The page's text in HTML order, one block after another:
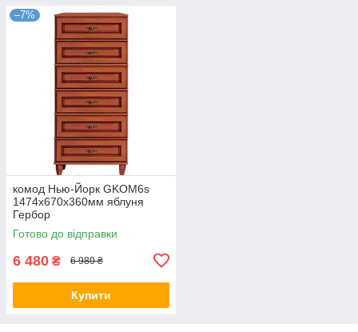
–7%
комод Нью-Йорк GKOM6s
1474х670х360мм яблуня
Гербор
Готово до відправки
6 480 ₴ 6 980 ₴
Купити